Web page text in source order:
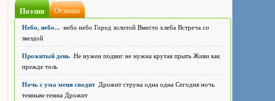
Поэзия Отзывы
Небо, небо... небо небо Город золотой Вместо хлеба Встреча со
звездой
Прожитый день Не нужен подвиг не нужна крутая прыть Живи как
прежде толь
Ночь с ума меня сводит Дрожит струна одна одна Сегодня ночь
темным-темна Дрожит